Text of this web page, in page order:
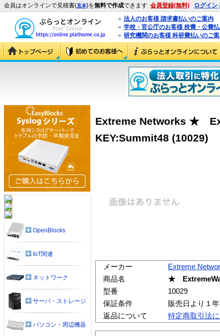
会員はオンラインで見積書(見本)を無料で作成できます 会員登録(無料) ログイン
法人のお客様 請求書払いのご案内
学校・官公庁のお客様 校費・公費
研究機関のお客様 科研費払いのご
Extreme Networks ★
KEY:Summit48 (10029)
メーカー
Extreme
商品名
★
型番
10029
保証条件
販売日より１
返品について
特定商取引法
OpenBlocks
IoT関連
ネットワーク
サーバ・ストレージ
パソコン・周辺機器